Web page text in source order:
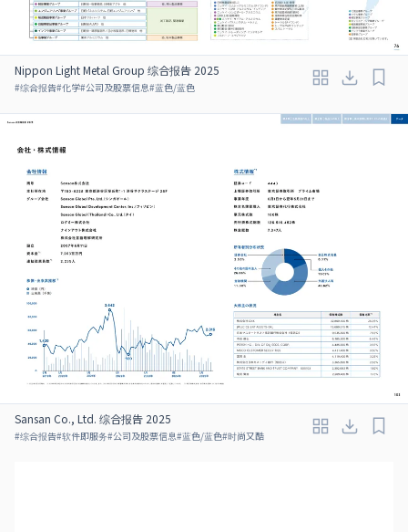
Nippon Light Metal Group 综合报告 2025
#综合报告#化学#公司及股票信息#蓝色/蓝色
Sansan Co., Ltd. 综合报告 2025
#综合报告#软件即服务#公司及股票信息#蓝色/蓝色#时尚又酷